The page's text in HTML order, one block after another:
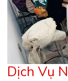
Dịch Vụ